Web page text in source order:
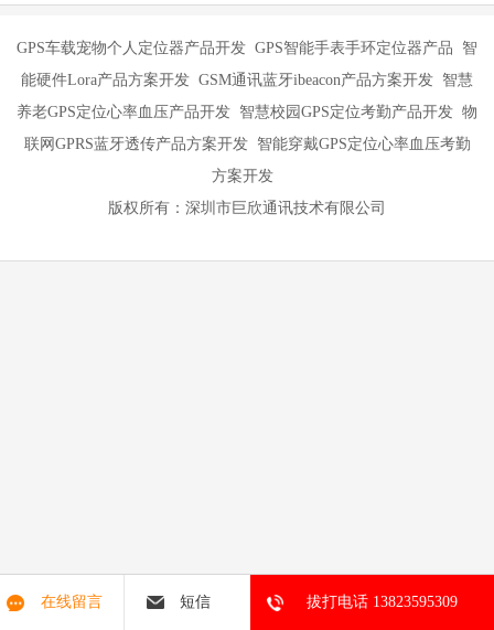
GPS车载宠物个人定位器产品开发 GPS智能手表手环定位器产品 智
能硬件Lora产品方案开发 GSM通讯蓝牙ibeacon产品方案开发 智慧
养老GPS定位心率血压产品开发 智慧校园GPS定位考勤产品开发 物
联网GPRS蓝牙透传产品方案开发 智能穿戴GPS定位心率血压考勤
方案开发
版权所有：深圳市巨欣通讯技术有限公司
在线留言 短信 拔打电话 13823595309